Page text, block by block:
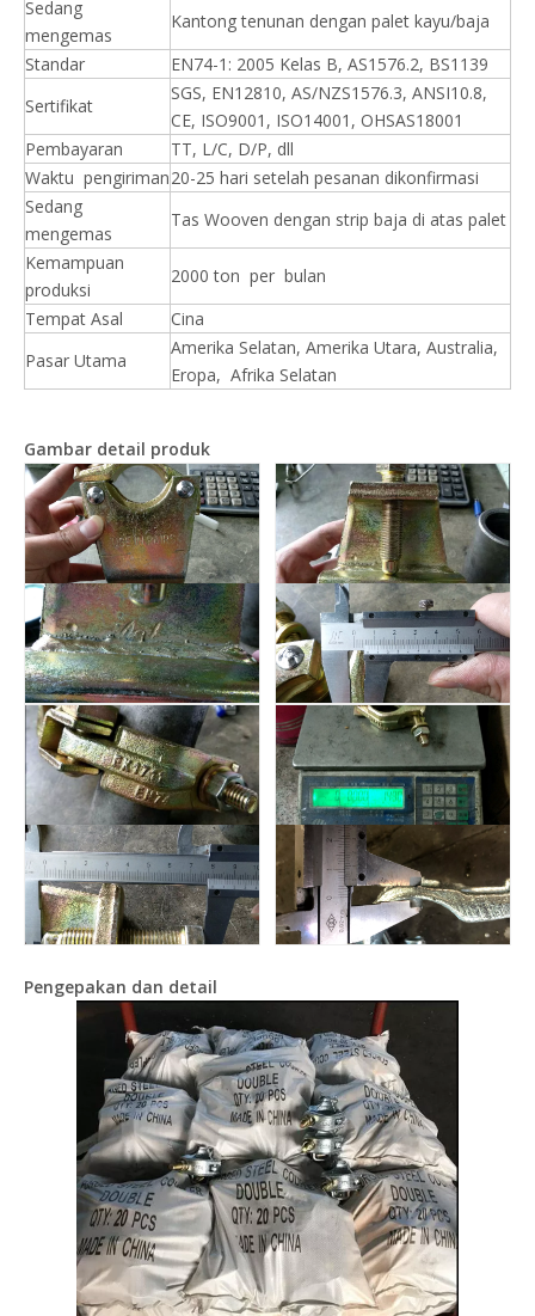
Sedang
mengemas
Kantong tenunan dengan palet kayu/baja
Standar
EN74-1: 2005 Kelas B, AS1576.2, BS1139
Sertifikat
SGS, EN12810, AS/NZS1576.3, ANSI10.8,
CE, ISO9001, ISO14001, OHSAS18001
Pembayaran
TT, L/C, D/P, dll
Waktu pengiriman20-25 hari setelah pesanan dikonfirmasi
Sedang
mengemas
Tas Wooven dengan strip baja di atas palet
Kemampuan
produksi
2000 ton per bulan
Tempat Asal
Cina
Pasar Utama
Amerika Selatan, Amerika Utara, Australia,
Eropa, Afrika Selatan
Gambar detail produk
Pengepakan dan detail